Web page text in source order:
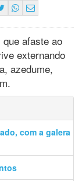
afaste ao
externando
azedume,
com a galera